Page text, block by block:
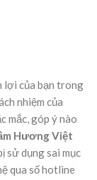
lợi của bạn trong
nhiệm của
mắc, góp ý nào
Hương Việt
sử dụng sai mục
qua số hotline